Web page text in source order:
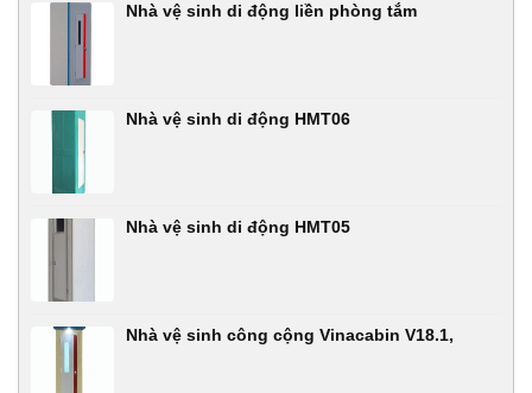
Nhà vệ sinh di động liền phòng tắm
Nhà vệ sinh di động HMT06
Nhà vệ sinh di động HMT05
Nhà vệ sinh công cộng Vinacabin V18.1,